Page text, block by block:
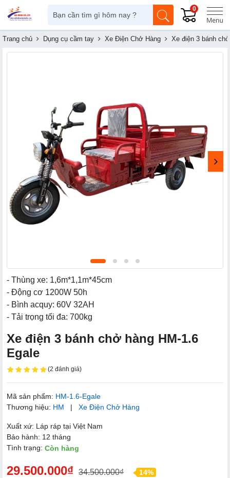
0
Trang chủ Dụng cụ cầm tay Xe Điện Chở Hàng Xe điện 3 bánh
- Thùng xe: 1,6m*1,1m*45cm
- Động cơ 1200W 50h
- Bình acquy: 60V 32AH
- Tải trọng tối đa: 700kg
Xe điện 3 bánh chở hàng HM-1.6
Egale
(2 đánh giá)
Mã sản phẩm: HM-1.6-Egale
Thương hiệu: HM | Xe Điện Chở Hàng
Xuất xứ: Láp ráp tại Việt Nam
Bảo hành: 12 tháng
Tình trạng: Còn hàng
29.500.000₫ 34.500.000₫ 14%